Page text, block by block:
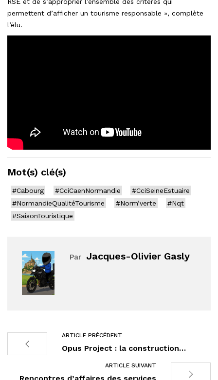
permettent d’afficher un tourisme responsable », complète
l’élu.
Mot(s) clé(s)
#Cabourg #CciCaenNormandie
#CciSeineEstuaire
#NormandieQualitéTourisme
#Norm’verte
#Nqt
#SaisonTouristique
Par Jacques-Olivier Gasly
ARTICLE PRÉCÉDENT
Opus Project : la construction…
ARTICLE SUIVANT